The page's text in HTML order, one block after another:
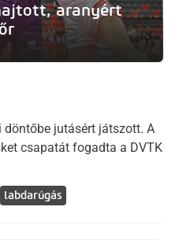
aranyért
döntőbe jutásért játszott. A
csapatát fogadta a DVTK
labdarúgás